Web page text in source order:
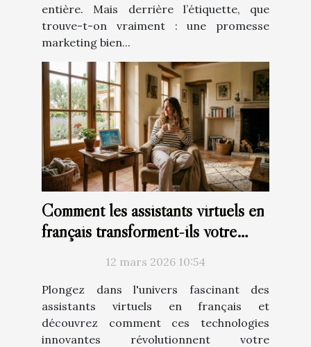
entière. Mais derrière l’étiquette, que
trouve-t-on vraiment : une promesse
marketing bien...
Comment les assistants virtuels en
français transforment-ils votre
12 mars 2026 10:54
Plongez dans l'univers fascinant des
assistants virtuels en français et
découvrez comment ces technologies
innovantes révolutionnent votre